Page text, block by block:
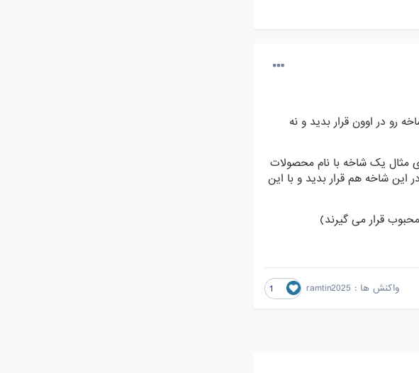
رو در اوون قرار بدید و نه
مثال یک شاخه با نام محصولات
این شاخه هم قرار بدید و با این
قرار می گیرند)
واکنش ها : ramtin2025
1